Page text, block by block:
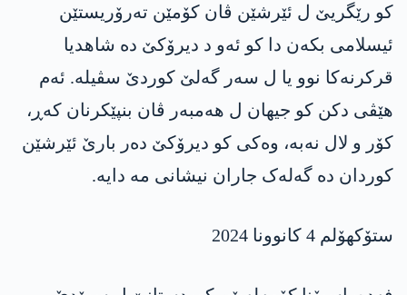
کو رێگریێ ل ئێرشێن ڤان کۆمێن تەرۆریستێن
ئیسلامی بکەن دا کو ئەو د دیرۆکێ دە شاھدیا
قرکرنەکا نوو یا ل سەر گەلێ کوردێ سڤیلە. ئەم
ھێڤی دکن کو جیھان ل ھەمبەر ڤان بنپێکرنان کەڕ،
کۆر و لال نەبە، وەکی کو دیرۆکێ دەر بارێ ئێرشێن
کوردان دە گەلەک جاران نیشانی مە دایە.
ستۆکھۆلم 4 کانوونا 2024